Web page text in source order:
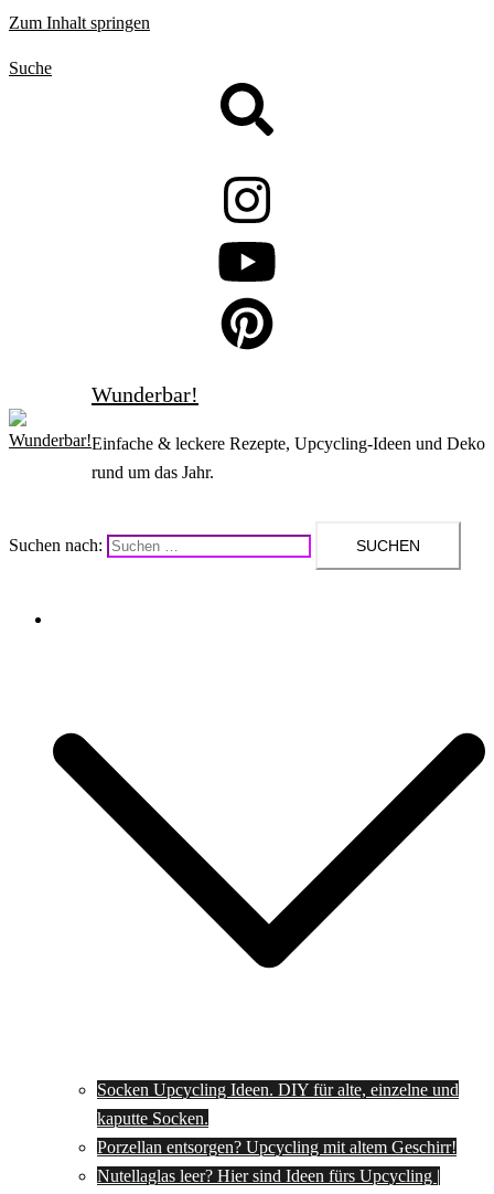
Zum Inhalt springen
Suche
Wunderbar!
Einfache & leckere Rezepte, Upcycling-Ideen und Deko
rund um das Jahr.
Suchen nach:
Socken Upcycling Ideen. DIY für alte, einzelne und
kaputte Socken.
Porzellan entsorgen? Upcycling mit altem Geschirr!
Nutellaglas leer? Hier sind Ideen fürs Upcycling |